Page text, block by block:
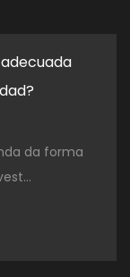
da forma
vest...